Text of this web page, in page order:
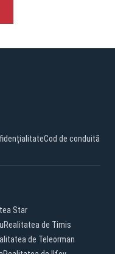
Cod de conduită
Star
Realitatea de Timis
de Teleorman